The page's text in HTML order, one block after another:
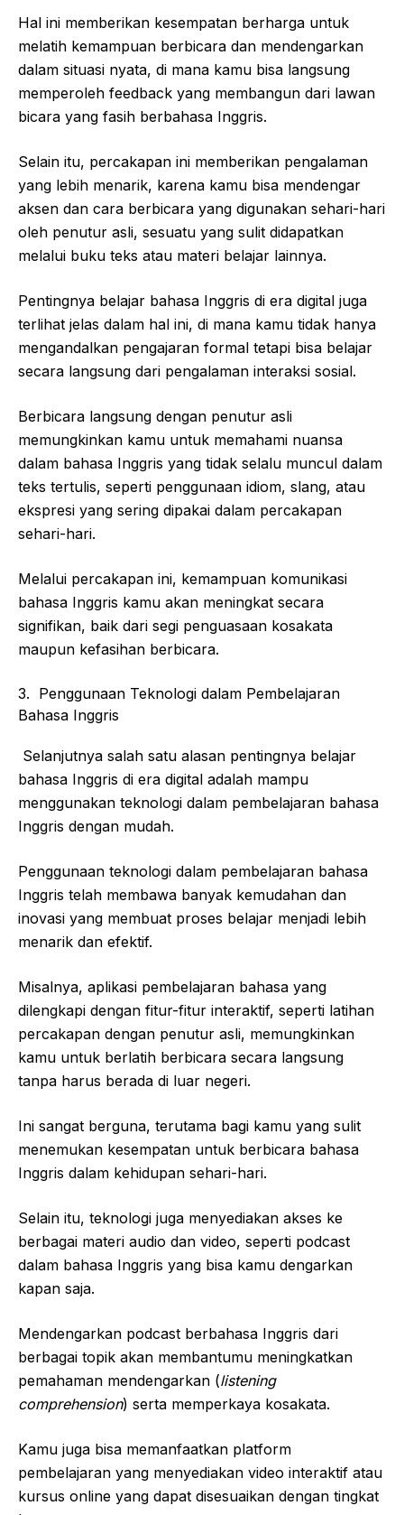
Hal ini memberikan kesempatan berharga untuk
melatih kemampuan berbicara dan mendengarkan
dalam situasi nyata, di mana kamu bisa langsung
memperoleh feedback yang membangun dari lawan
bicara yang fasih berbahasa Inggris.
Selain itu, percakapan ini memberikan pengalaman
yang lebih menarik, karena kamu bisa mendengar
aksen dan cara berbicara yang digunakan sehari-hari
oleh penutur asli, sesuatu yang sulit didapatkan
melalui buku teks atau materi belajar lainnya.
Pentingnya belajar bahasa Inggris di era digital juga
terlihat jelas dalam hal ini, di mana kamu tidak hanya
mengandalkan pengajaran formal tetapi bisa belajar
secara langsung dari pengalaman interaksi sosial.
Berbicara langsung dengan penutur asli
memungkinkan kamu untuk memahami nuansa
dalam bahasa Inggris yang tidak selalu muncul dalam
teks tertulis, seperti penggunaan idiom, slang, atau
ekspresi yang sering dipakai dalam percakapan
sehari-hari.
Melalui percakapan ini, kemampuan komunikasi
bahasa Inggris kamu akan meningkat secara
signifikan, baik dari segi penguasaan kosakata
maupun kefasihan berbicara.
3. Penggunaan Teknologi dalam Pembelajaran
Bahasa Inggris
Selanjutnya salah satu alasan pentingnya belajar
bahasa Inggris di era digital adalah mampu
menggunakan teknologi dalam pembelajaran bahasa
Inggris dengan mudah.
Penggunaan teknologi dalam pembelajaran bahasa
Inggris telah membawa banyak kemudahan dan
inovasi yang membuat proses belajar menjadi lebih
menarik dan efektif.
Misalnya, aplikasi pembelajaran bahasa yang
dilengkapi dengan fitur-fitur interaktif, seperti latihan
percakapan dengan penutur asli, memungkinkan
kamu untuk berlatih berbicara secara langsung
tanpa harus berada di luar negeri.
Ini sangat berguna, terutama bagi kamu yang sulit
menemukan kesempatan untuk berbicara bahasa
Inggris dalam kehidupan sehari-hari.
Selain itu, teknologi juga menyediakan akses ke
berbagai materi audio dan video, seperti podcast
dalam bahasa Inggris yang bisa kamu dengarkan
kapan saja.
Mendengarkan podcast berbahasa Inggris dari
berbagai topik akan membantumu meningkatkan
pemahaman mendengarkan (listening
comprehension) serta memperkaya kosakata.
Kamu juga bisa memanfaatkan platform
pembelajaran yang menyediakan video interaktif atau
kursus online yang dapat disesuaikan dengan tingkat